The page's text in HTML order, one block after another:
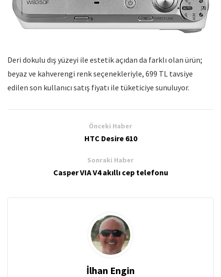
Deri dokulu dış yüzeyi ile estetik açıdan da farklı olan ürün;
beyaz ve kahverengi renk seçenekleriyle, 699 TL tavsiye
edilen son kullanıcı satış fiyatı ile tüketiciye sunuluyor.
Önceki Haber
HTC Desire 610
Sonraki Haber
Casper VIA V4 akıllı cep telefonu
İlhan Engin